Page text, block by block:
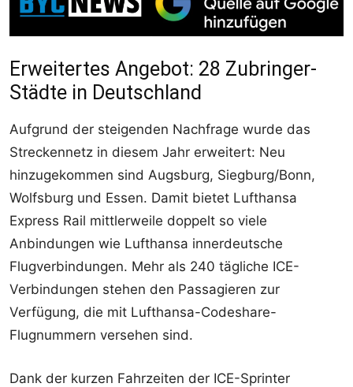
Erweitertes Angebot: 28 Zubringer-
Städte in Deutschland
Aufgrund der steigenden Nachfrage wurde das
Streckennetz in diesem Jahr erweitert: Neu
hinzugekommen sind Augsburg, Siegburg/Bonn,
Wolfsburg und Essen. Damit bietet Lufthansa
Express Rail mittlerweile doppelt so viele
Anbindungen wie Lufthansa innerdeutsche
Flugverbindungen. Mehr als 240 tägliche ICE-
Verbindungen stehen den Passagieren zur
Verfügung, die mit Lufthansa-Codeshare-
Flugnummern versehen sind.
Dank der kurzen Fahrzeiten der ICE-Sprinter